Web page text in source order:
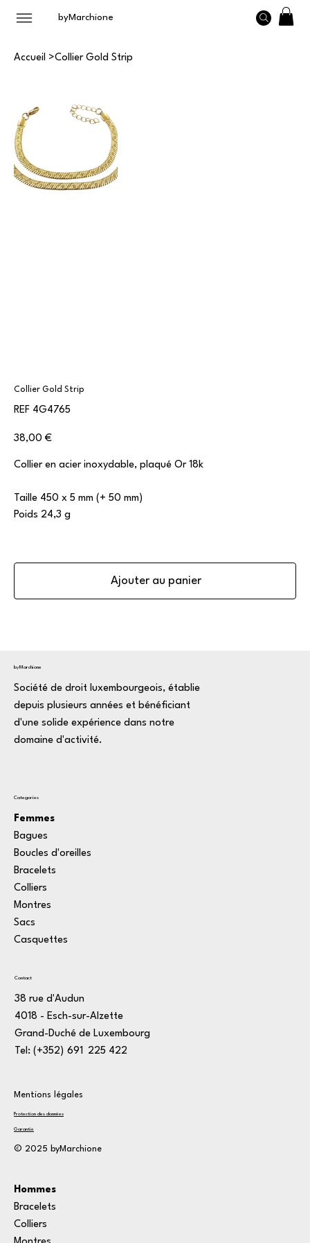
byMarchione
Accueil >Collier Gold Strip
Collier Gold Strip
REF
SKU
4G4765
4G4765
Prix
38,00 €
Collier en acier inoxydable, plaqué Or 18k
Taille 450 x 5 mm (+ 50 mm)
Poids 24,3 g
Ajouter au panier
byMarchione
Société de droit luxembourgeois, établie
depuis plusieurs années et bénéficiant
d'une solide expérience dans notre
domaine d'activité.
Categories
Femmes
Bagues
Boucles d'oreilles
Bracelets
Colliers
Montres
Sacs
Casquettes
Hommes
Bracelets
Colliers
Contact
38 rue d'Audun
4018 - Esch-sur-Alzette
Grand-Duché de Luxembourg
Tel: (+352) 691 225 422
Mentions légales
Garantie
Protection des données
© 2025 byMarchione